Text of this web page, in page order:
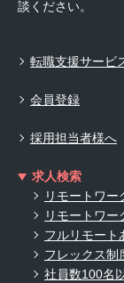
談ください。
転職支援サービ
会員登録
採用担当者様へ
求人検索
リモートワー
リモートワー
フルリモート
フレックス制
社員数100名